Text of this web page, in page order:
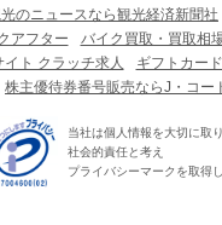
のニュースなら観光経済新聞社
アフター
バイク買取・買取相
ト クラッチ求人 ギフトカー
株主優待券番号販売ならJ・コー
当社は個人情報を大切に取
社会的責任と考え
プライバシーマークを取得